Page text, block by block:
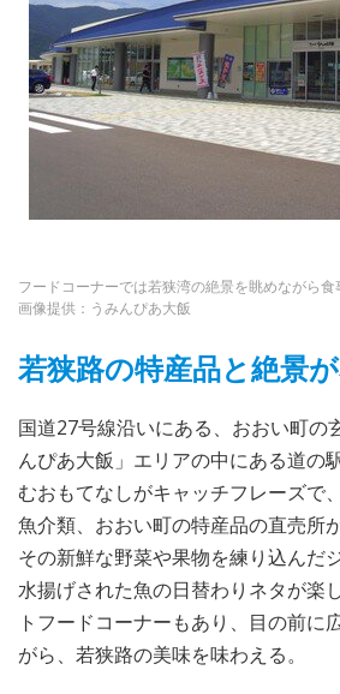
フードコーナーでは若狭湾の絶景を眺めながら食
画像提供：うみんぴあ大飯
若狭路の特産品と絶景
国道27号線沿いにある、おおい町の
んぴあ大飯」エリアの中にある道の
むおもてなしがキャッチフレーズで
魚介類、おおい町の特産品の直売所
その新鮮な野菜や果物を練り込んだ
水揚げされた魚の日替わりネタが楽
トフードコーナーもあり、目の前に
がら、若狭路の美味を味わえる。